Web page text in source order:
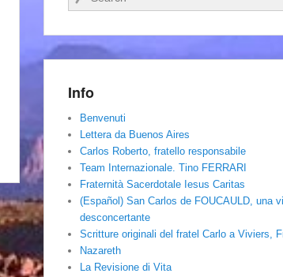
Info
Benvenuti
Lettera da Buenos Aires
Carlos Roberto, fratello responsabile
Team Internazionale. Tino FERRARI
Fraternità Sacerdotale Iesus Caritas
(Español) San Carlos de FOUCAULD, una
desconcertante
Scritture originali del fratel Carlo a Viviers,
Nazareth
La Revisione di Vita